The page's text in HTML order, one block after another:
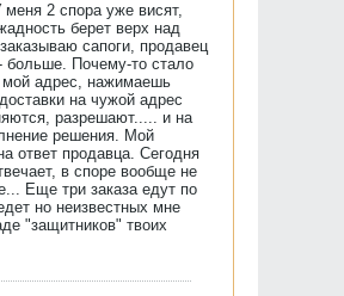
2 спора уже висят,
берет верх над
сапоги, продавец
больше. Почему-то стало
мой адрес, нажимаешь
на чужой адрес
разрешают..... и на
решения. Мой
ответ продавца. Сегодня
в споре вообще не
Еще три заказа едут по
но неизвестных мне
"защитников" твоих